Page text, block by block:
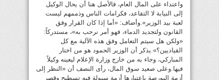
واعتداء على المال العام، فالأصل هنا أن يحال الوكيل
إلى النيابة لا التقاعد، فكرامات الناس وذممهم ليست
لعبة بيد الوزير».وأضاف: «أما إذا كان القرار وفق
القانون ولتجديد الدماء، فهو أمر نرحب به»، مستدركاً:
«ولكن هل سيتم التعامل وفق هذه الآلية مع كل
القياديين؟».يذكر أن الوزير الحمود هو من اختار
المباركي، وجاء به من خارج وزارة الإعلام ليعينه وكيلاً
فيها.وعلى صعيد سوق المال، رأى النصف‏ أن «النظر إلى
أزمة البورصة باعتبارها أزمة سيولة فيه تسطيح وقصر